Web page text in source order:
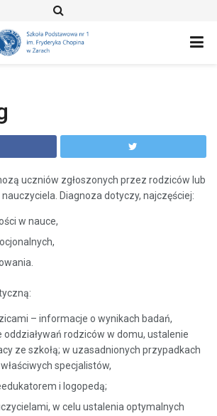
uczniów zgłoszonych przez rodziców lub
Diagnoza dotyczy, najczęściej:
w nauce,
– informacje o wynikach badań,
oddziaływań rodziców w domu, ustalenie
ze szkołą; w uzasadnionych przypadkach
specjalistów,
i logopedą;
w celu ustalenia optymalnych